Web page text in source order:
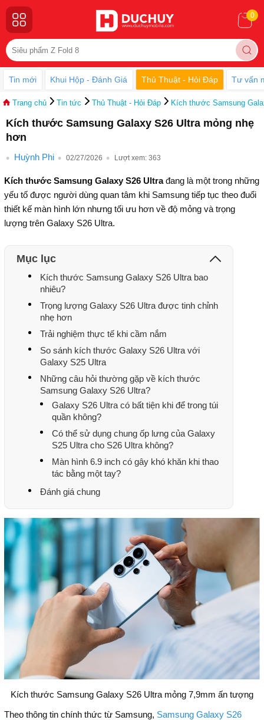
0
Tin mới Khui Hộp - Đánh Giá Thủ Thuật - Hỏi Đáp Tư vấn
Trang chủ Tin tức Thủ Thuật - Hỏi Đáp Kích thước Samsung
Kích thước Samsung Galaxy S26 Ultra mỏng nhẹ
hơn
Huỳnh Phi 02/27/2026 Lượt xem: 363
Kích thước Samsung Galaxy S26 Ultrađang là một trong những
yếu tố được người dùng quan tâm khi Samsung tiếp tục theo đuổi
thiết kế màn hình lớn nhưng tối ưu hơn về độ mỏng và trọng
lượng trên Galaxy S26 Ultra.
Mục lục
Kích thước Samsung Galaxy S26 Ultra bao
nhiêu?
Trọng lượng Galaxy S26 Ultra được tinh chỉnh
nhẹ hơn
Trải nghiệm thực tế khi cầm nắm
So sánh kích thước Galaxy S26 Ultra với
Galaxy S25 Ultra
Những câu hỏi thường gặp về kích thước
Samsung Galaxy S26 Ultra?
Galaxy S26 Ultra có bất tiện khi để trong túi
quần không?
Có thể sử dụng chung ốp lưng của Galaxy
S25 Ultra cho S26 Ultra không?
Màn hình 6.9 inch có gây khó khăn khi thao
tác bằng một tay?
Đánh giá chung
Kích thước Samsung Galaxy S26 Ultra mỏng 7,9mm ấn tượng
Theo thông tin chính thức từ Samsung, Samsung Galaxy S26